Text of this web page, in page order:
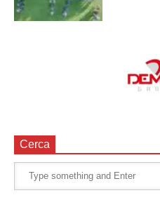
Cerca